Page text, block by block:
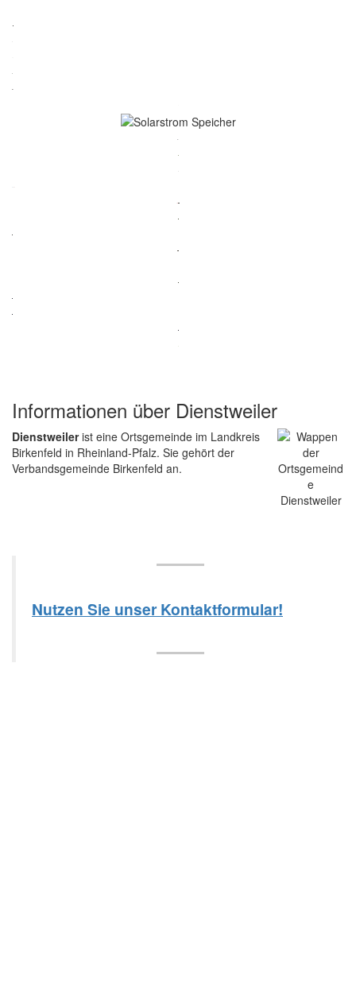
Informationen über Dienstweiler
Dienstweilerist eine Ortsgemeinde im Landkreis
Birkenfeld in Rheinland-Pfalz. Sie gehört der
Verbandsgemeinde Birkenfeld an.
Nutzen Sie unser Kontaktformular!